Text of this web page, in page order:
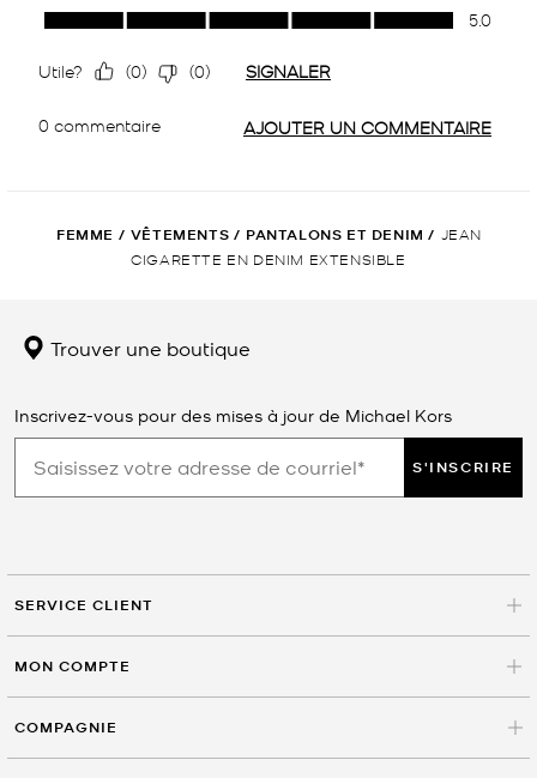
FEMME / VÊTEMENTS / PANTALONS ET DENIM /
JEAN
CIGARETTE EN DENIM EXTENSIBLE
Trouver une boutique
Inscrivez-vous pour des mises à jour de Michael Kors
S'INSCRIRE
SERVICE CLIENT
MON COMPTE
COMPAGNIE